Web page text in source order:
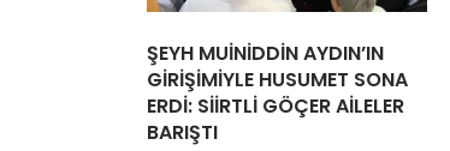
ŞEYH MUİNİDDİN AYDIN’IN
GİRİŞİMİYLE HUSUMET SONA
ERDİ: SİİRTLİ GÖÇER AİLELER
BARIŞTI